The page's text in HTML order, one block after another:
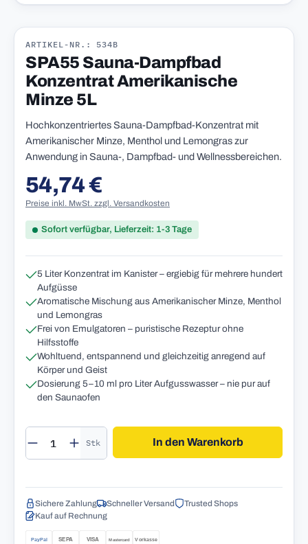
ARTIKEL-NR.: 534B
SPA55 Sauna-Dampfbad
Konzentrat Amerikanische
Minze 5L
Hochkonzentriertes Sauna-Dampfbad-Konzentrat mit
Amerikanischer Minze, Menthol und Lemongras zur
Anwendung in Sauna-, Dampfbad- und Wellnessbereichen.
Regulärer Preis:
54,74 €
Preise inkl. MwSt. zzgl. Versandkosten
Sofort verfügbar, Lieferzeit: 1-3 Tage
5 Liter Konzentrat im Kanister – ergiebig für mehrere hundert
Aufgüsse
Aromatische Mischung aus Amerikanischer Minze, Menthol
und Lemongras
Frei von Emulgatoren – puristische Rezeptur ohne
Hilfsstoffe
Wohltuend, entspannend und gleichzeitig anregend auf
Körper und Geist
Dosierung 5–10 ml pro Liter Aufgusswasser – nie pur auf
den Saunaofen
Produkt Anzahl: Gib den gewünschten
Stk In den Warenkorb
Sichere Zahlung Schneller Versand
Trusted Shops
Kauf auf Rechnung